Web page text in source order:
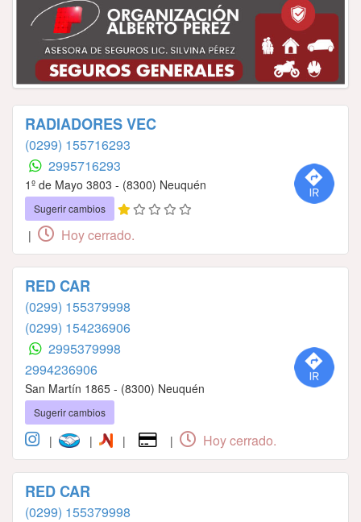
RADIADORES VEC
(0299) 155716293
2995716293
1º de Mayo 3803 - (8300) Neuquén
Sugerir cambios
| Hoy cerrado.
RED CAR
(0299) 155379998
(0299) 154236906
2995379998
2994236906
San Martín 1865 - (8300) Neuquén
Sugerir cambios
| | | | Hoy cerrado.
RED CAR
(0299) 155379998